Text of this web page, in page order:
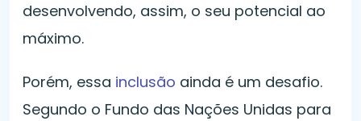
desenvolvendo, assim, o seu potencial ao
máximo.
Porém, essa inclusão ainda é um desafio.
Segundo o Fundo das Nações Unidas para